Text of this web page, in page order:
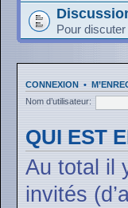
Pour
CONNEXION •
Nom d’utilisateur:
QUI EST
Au total il
invités